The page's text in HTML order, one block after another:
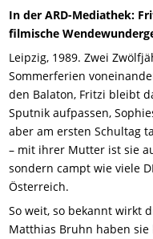
In der ARD-Mediathek:
filmische
Leipzig, 1989. Zwei
Sommerferien
den Balaton, Fritzi bleibt
Sputnik aufpassen,
aber am ersten Schultag
– mit ihrer Mutter ist sie
sondern campt wie viele
Österreich.
So weit, so bekannt wirkt
Matthias Bruhn haben